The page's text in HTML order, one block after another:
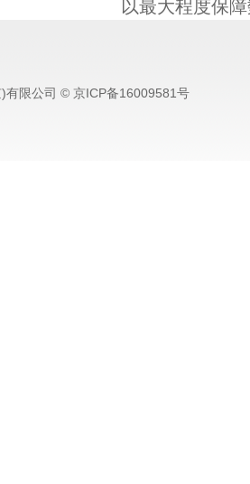
以最大程度保
有限公司 © 京ICP备16009581号